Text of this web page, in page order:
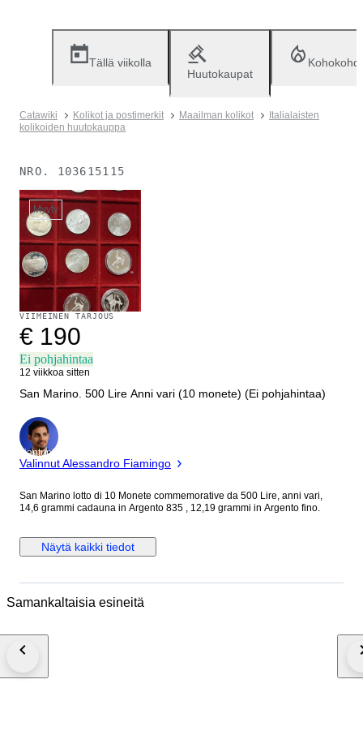
Tällä viikolla
Huutokaupat
Catawiki Kolikot ja postimerkit Maailman kolikot
Italialaisten
kolikoiden huutokauppa
NRO. 103615115
Myyty
VIIMEINEN TARJOUS
€ 190
Ei pohjahintaa
12 viikkoa sitten
San Marino. 500 Lire Anni vari (10 monete) (Ei pohjahintaa)
asiantuntija
Valinnut Alessandro Fiamingo
San Marino lotto di 10 Monete commemorative da 500 Lire, anni vari,
14,6 grammi cadauna in Argento 835 , 12,19 grammi in Argento fino.
Näytä kaikki tiedot
Samankaltaisia esineitä